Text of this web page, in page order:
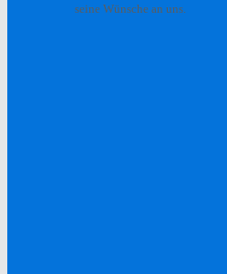
seine Wünsche an uns.